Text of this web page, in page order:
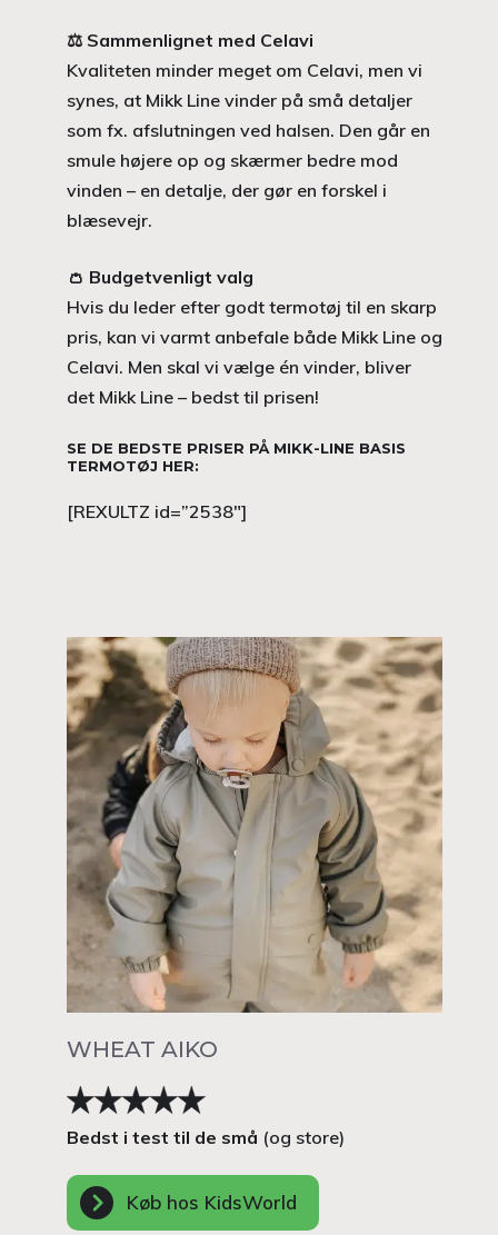
⚖️ Sammenlignet med Celavi
Kvaliteten minder meget om Celavi, men vi
synes, at Mikk Line vinder på små detaljer
som fx. afslutningen ved halsen. Den går en
smule højere op og skærmer bedre mod
vinden – en detalje, der gør en forskel i
blæsevejr.
👛 Budgetvenligt valg
Hvis du leder efter godt termotøj til en skarp
pris, kan vi varmt anbefale både Mikk Line og
Celavi. Men skal vi vælge én vinder, bliver
det Mikk Line – bedst til prisen!
SE DE BEDSTE PRISER PÅ MIKK-LINE BASIS
TERMOTØJ HER:
[REXULTZ id=”2538″]
WHEAT AIKO
Bedst i test til de små (og store)
Køb hos KidsWorld